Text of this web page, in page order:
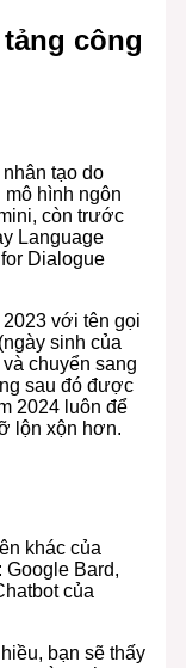
công
nhân tạo do
hình ngôn
còn trước
Language
Dialogue
2023 với tên gọi
sinh của
chuyển sang
sau đó được
2024 luôn để
lộn xộn hơn.
khác của
Bard,
của
bạn sẽ thấy